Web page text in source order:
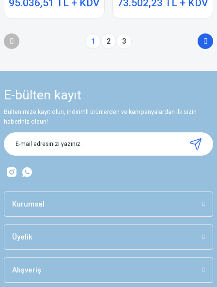
95.036,51 TL + KDV 73.502,23 TL + KDV
1 2 3
E-bülten kayıt
Bültenimize kayıt olun, indirimli ürünlerden ve kampanyalardan ilk sizin
haberiniz olsun!
Kurumsal
Üyelik
Alışveriş